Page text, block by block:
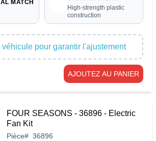
MATCH
High-strength plastic
construction
pour garantir l'ajustement
AJOUTEZ AU PANIER
FOUR SEASONS - 36896 - Electric
Fan Kit
Pièce# 36896